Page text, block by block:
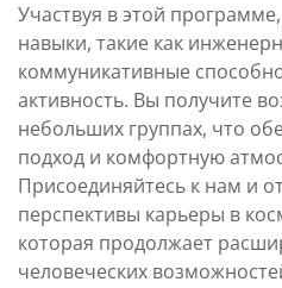
Участвуя в этой
навыки, такие как
коммуникативные
активность. Вы получите
небольших группах, что
подход и комфортную
Присоединяйтесь к нам и
перспективы карьеры в
которая продолжает
человеческих